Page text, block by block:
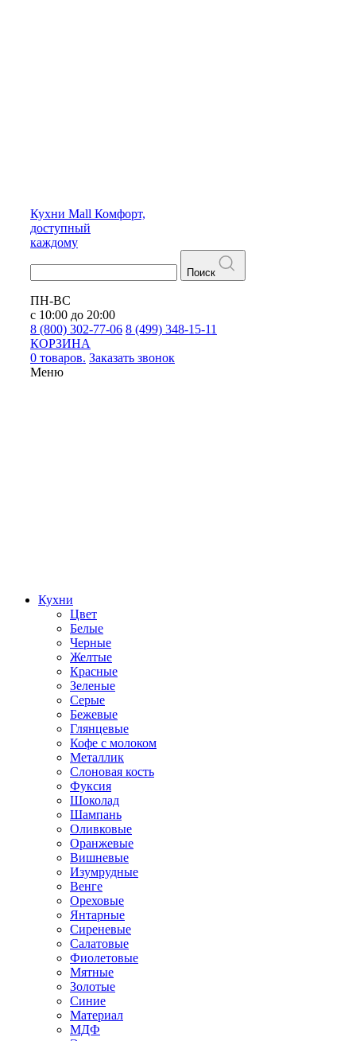
Кухни Mall Комфорт,
доступный
каждому
Поиск
ПН-ВС
с 10:00 до 20:00
8 (800) 302-77-06 8 (499) 348-15-11
КОРЗИНА
0 товаров. Заказать звонок
Меню
Кухни
Цвет
Белые
Черные
Желтые
Красные
Зеленые
Серые
Бежевые
Глянцевые
Кофе с молоком
Металлик
Слоновая кость
Фуксия
Шоколад
Шампань
Оливковые
Оранжевые
Вишневые
Изумрудные
Венге
Ореховые
Янтарные
Сиреневые
Салатовые
Фиолетовые
Мятные
Золотые
Синие
Материал
МДФ